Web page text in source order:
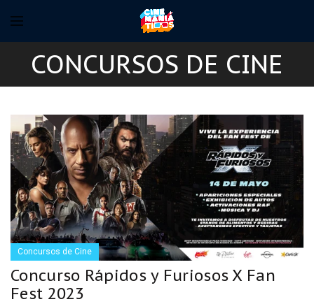
CONCURSOS DE CINE
Concursos de Cine
Concurso Rápidos y Furiosos X Fan
Fest 2023